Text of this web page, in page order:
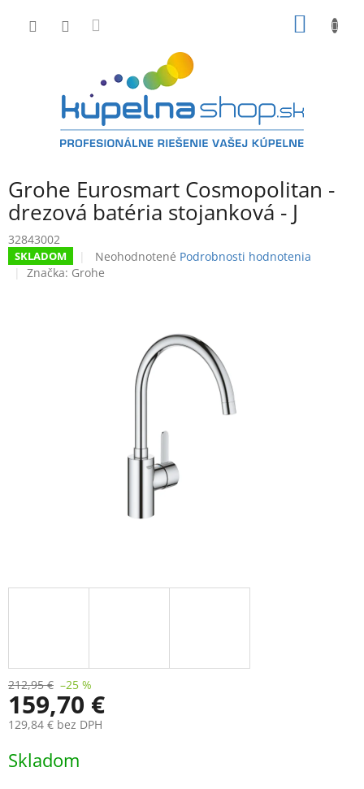
Grohe Eurosmart Cosmopolitan -
drezová batéria stojanková - J
32843002
SKLADOM
Priemerné
hodnotenie
hviezdičiek.
Neohodnotené Podrobnosti hodnotenia
Značka: Grohe
212,95 € –25 %
159,70 €
129,84 € bez DPH
cena:
Skladom